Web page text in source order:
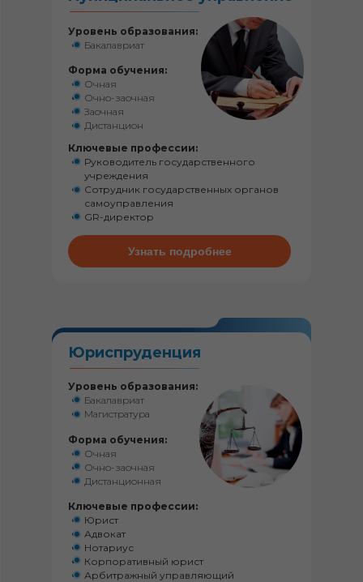
Юриспруденция
Уровень образования:
Бакалавриат
Магистратура
Уровень образования:
Бакалавриат
Форма обучения:
Очная
Очно-заочная
Дистанционная
Форма обучения:
Очная
Очно-заочная
Заочная
Дистанцион
Ключевые профессии:
Юрист
Адвокат
Нотариус
Корпоративный юрист
Арбитражный управляющий
Ключевые профессии:
Руководитель государственного
учреждения
Сотрудник государственных органов
самоуправления
GR-директор
Узнать подробнее